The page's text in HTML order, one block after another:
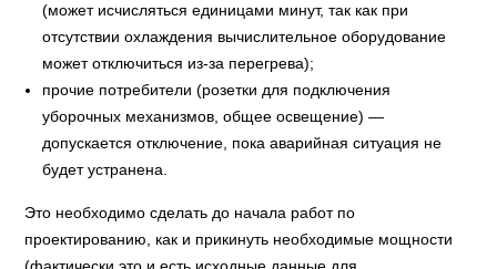
(может исчисляться единицами минут, так как при
отсутствии охлаждения вычислительное оборудование
может отключиться из-за перегрева);
прочие потребители (розетки для подключения
уборочных механизмов, общее освещение) —
допускается отключение, пока аварийная ситуация не
будет устранена.
Это необходимо сделать до начала работ по
проектированию, как и прикинуть необходимые мощности